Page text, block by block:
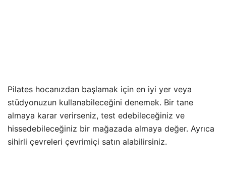
Pilates hocanızdan başlamak için en iyi yer veya
stüdyonuzun kullanabileceğini denemek. Bir tane
almaya karar verirseniz, test edebileceğiniz ve
hissedebileceğiniz bir mağazada almaya değer. Ayrıca
sihirli çevreleri çevrimiçi satın alabilirsiniz.